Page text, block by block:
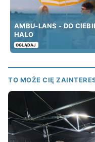
AMBU-LANS - DO
HALO
OGLĄDAJ
TO MOŻE CIĘ